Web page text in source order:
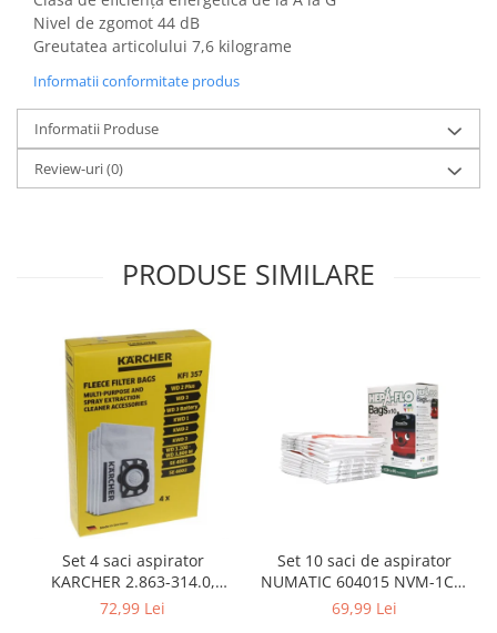
Accesorii aparate hair styling
Aparate & Accesorii ingrijire
personala
Articole Sanatate si Wellness
Consumabile sanitare
Cosmetice si produse ingrijire
Jucarii, Copii & Bebe
Hrana bebelusi
Igiena si ingrijire
Jucarii si Jocuri
Maternitate
Petshop
Accesorii animale de companie
Acvaristica
Castroane si adapatori animale
Igiena animale de companie
Mobila si transport animale de
Nivel de zgomot 44 dB
Greutatea articolului 7,6 kilograme
Informatii conformitate produs
Informatii Produse
Review-uri(0)
PRODUSE SIMILARE
Set 4 saci aspirator
KARCHER 2.863-314.0,
compatibil cu WD, KWD, SE
72,99 Lei
Set 10 saci de aspirator
NUMATIC 604015 NVM-1CH,
9L
69,99 Lei